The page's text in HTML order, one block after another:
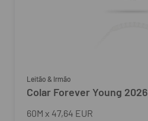
Leitão & Irmão
Colar Forever Young 2026
60M x 47,64 EUR